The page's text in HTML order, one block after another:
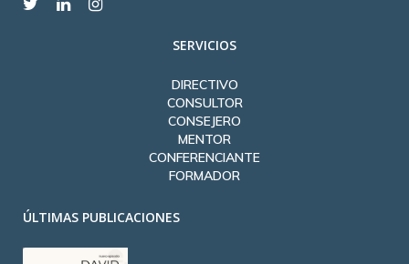
SERVICIOS
DIRECTIVO
CONSULTOR
CONSEJERO
MENTOR
CONFERENCIANTE
FORMADOR
ÚLTIMAS PUBLICACIONES